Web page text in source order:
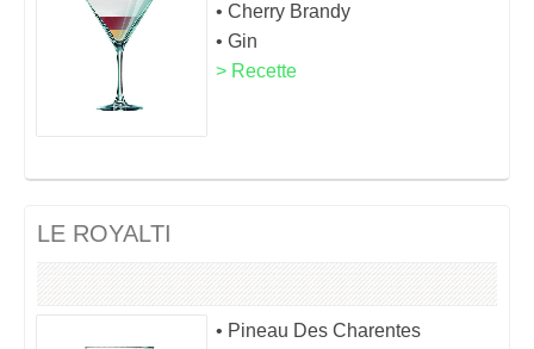
• Cherry Brandy
• Gin
> Recette
LE ROYALTI
• Pineau Des Charentes